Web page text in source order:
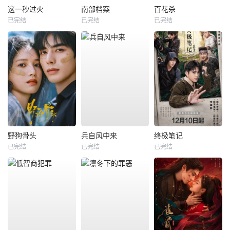
这一秒过火
已完结
南部档案
已完结
百花杀
已完结
野狗骨头
已完结
兵自风中来
已完结
终极笔记
已完结